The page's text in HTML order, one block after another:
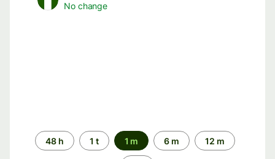
No change
Time
period
48 h 1 t 1 m 6 m 12 m